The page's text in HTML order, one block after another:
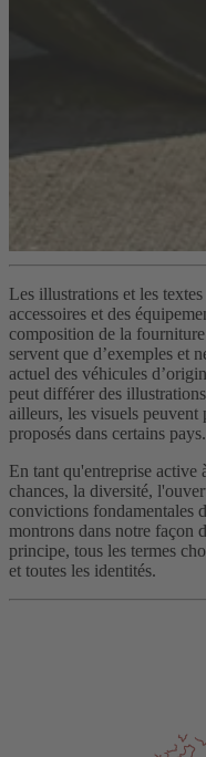
Les illustrations et les
accessoires et des
composition de la
servent que d’exemples et
actuel des véhicules
peut différer des
ailleurs, les visuels peuvent
proposés dans certains pays.
En tant qu'entreprise active
chances, la diversité,
convictions fondamentales
montrons dans notre façon
principe, tous les termes
et toutes les identités.